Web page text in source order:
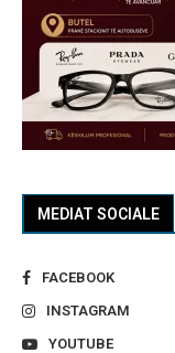
MEDIAT SOCIALE
FACEBOOK
INSTAGRAM
YOUTUBE